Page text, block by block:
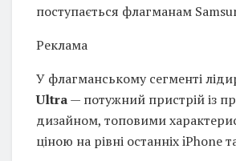
поступається флагманам
Реклама
У флагманському сегменті
Ultra— потужний пристрій із
дизайном, топовими
ціною на рівні останніх iPhone